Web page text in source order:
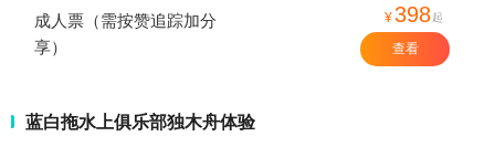
成人票（需按赞追踪加分
享）
¥398起
查看
蓝白拖水上俱乐部独木舟体验